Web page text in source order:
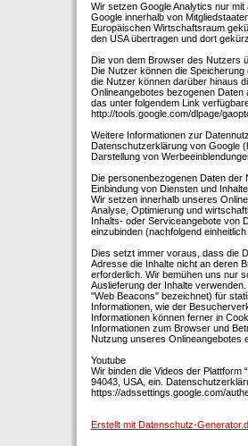
Wir setzen Google Analytics nur
Google innerhalb von
Europäischen Wirtschaftsraum
den USA übertragen und dort
Die von dem Browser des Nutzers
Die Nutzer können die
die Nutzer können darüber hinaus
Onlineangebotes bezogenen
das unter folgendem Link
http://tools.google.com/dlpage/
Weitere Informationen zur
Datenschutzerklärung von Google
Darstellung von
Die personenbezogenen Daten der
Einbindung von Diensten und
Wir setzen innerhalb unseres
Analyse, Optimierung und
Inhalts- oder Serviceangebote von
einzubinden (nachfolgend
Dies setzt immer voraus, dass die
Adresse die Inhalte nicht an deren
erforderlich. Wir bemühen uns nur
Auslieferung der Inhalte
"Web Beacons" bezeichnet) für
Informationen, wie der
Informationen können ferner in
Informationen zum Browser und
Nutzung unseres Onlineangebotes
Youtube
Wir binden die Videos der Plattform
94043, USA, ein.
https://adssettings.google.com/
Erstellt mit Datenschutz-